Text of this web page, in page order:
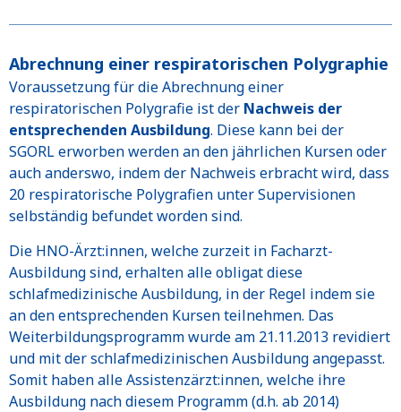
Abrechnung einer respiratorischen Polygraphie
Voraussetzung für die Abrechnung einer
respiratorischen Polygrafie ist der Nachweis der
entsprechenden Ausbildung. Diese kann bei der
SGORL erworben werden an den jährlichen Kursen oder
auch anderswo, indem der Nachweis erbracht wird, dass
20 respiratorische Polygrafien unter Supervisionen
selbständig befundet worden sind.
Die HNO-Ärzt:innen, welche zurzeit in Facharzt-
Ausbildung sind, erhalten alle obligat diese
schlafmedizinische Ausbildung, in der Regel indem sie
an den entsprechenden Kursen teilnehmen. Das
Weiterbildungsprogramm wurde am 21.11.2013 revidiert
und mit der schlafmedizinischen Ausbildung angepasst.
Somit haben alle Assistenzärzt:innen, welche ihre
Ausbildung nach diesem Programm (d.h. ab 2014)